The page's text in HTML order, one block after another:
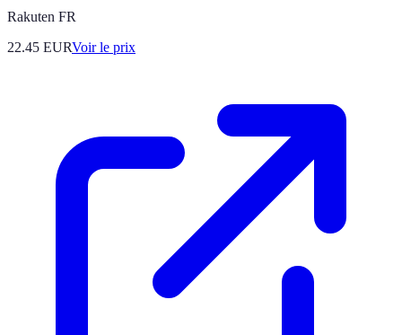
Rakuten FR
22.45 EURVoir le prix